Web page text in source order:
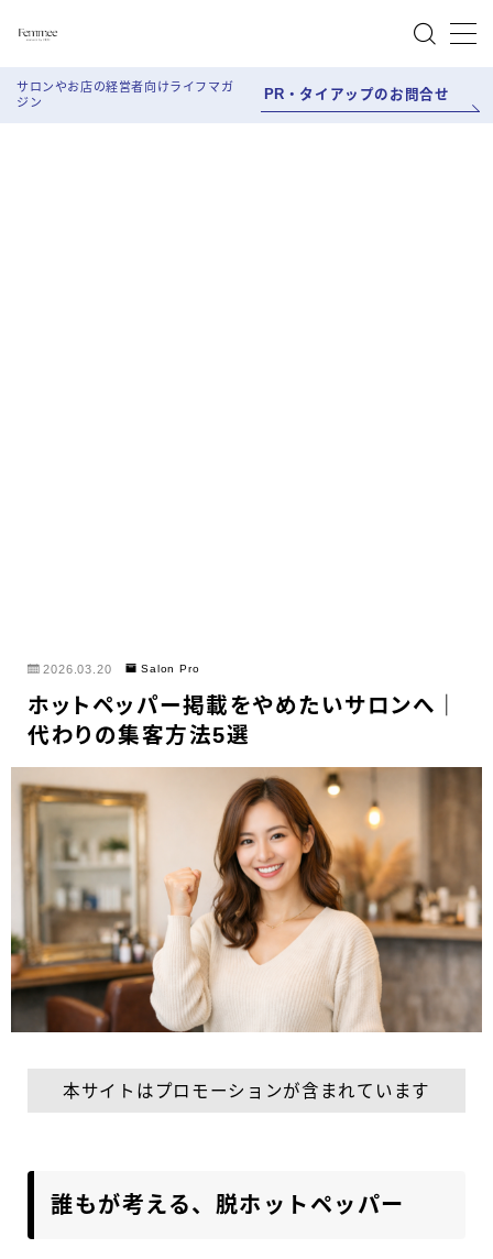
MENU
サロンやお店の経営者向けライフマガ
ジン
PR・タイアップのお問合せ
2026.03.20 Salon Pro
ホットペッパー掲載をやめたいサロンへ｜
代わりの集客方法5選
本サイトはプロモーションが含まれています
誰もが考える、脱ホットペッパー